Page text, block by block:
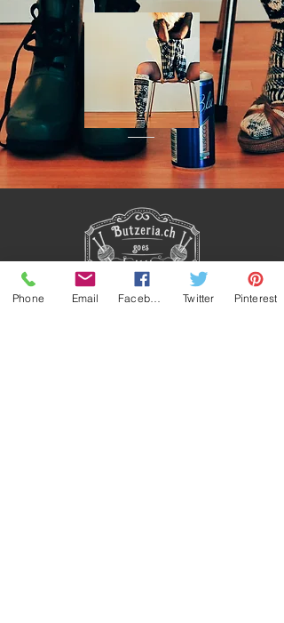
Phone Email Twitter Pinterest